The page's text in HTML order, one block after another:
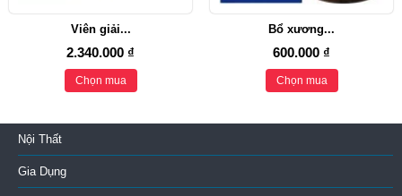
Viên giải...
2.340.000 ₫
Chọn mua
Bổ xương...
600.000 ₫
Chọn mua
Nội Thất
Gia Dụng